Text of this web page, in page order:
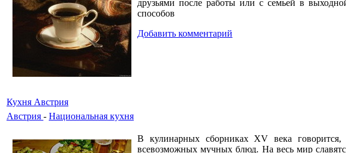
друзьями после работы или с семьей в
способов
Добавить комментарий
Кухня Австрия
Австрия - Национальная кухня
В кулинарных сборниках XV века говорится,
всевозможных мучных блюд. На весь мир